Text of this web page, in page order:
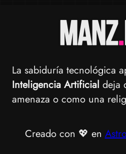
La sabiduría tecnológica
Inteligencia Artificial deja
amenaza o como una
Creado con 💖 en Astro